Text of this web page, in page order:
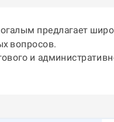
предлагает
вопросов.
и